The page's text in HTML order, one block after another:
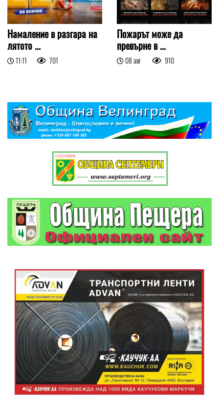
Намаление в разгара на
лятото ...
11:11 701
Пожарът може да
превърне в ...
08 авг 910